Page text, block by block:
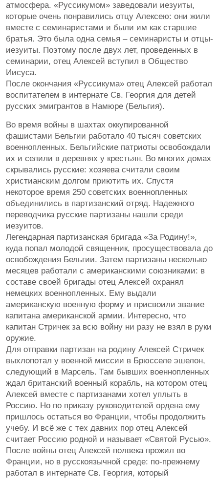
атмосфера. «Руссикумом» заведовали иезуиты,
которые очень понравились отцу Алексею: они жили
вместе с семинаристами и были им как старшие
братья. Это была одна семья – семинаристы и отцы-
иезуиты. Поэтому после двух лет, проведенных в
семинарии, отец Алексей вступил в Общество
Иисуса.
После окончания «Руссикума» отец Алексей работал
воспитателем в интернате Св. Георгия для детей
русских эмигрантов в Намюре (Бельгия).
Во время войны в шахтах оккупированной
фашистами Бельгии работало 40 тысяч советских
военнопленных. Бельгийские патриоты освобождали
их и селили в деревнях у крестьян. Во многих домах
скрывались русские: хозяева считали своим
христианским долгом приютить их. Спустя
некоторое время 250 советских военнопленных
объединились в партизанский отряд. Надежного
переводчика русские партизаны нашли среди
иезуитов.
Легендарная партизанская бригада «За Родину!»,
куда попал молодой священник, просуществовала до
освобождения Бельгии. Затем партизаны несколько
месяцев работали с американскими союзниками: в
составе своей бригады отец Алексей охранял
немецких военнопленных. Ему выдали
американскую военную форму и присвоили звание
капитана американской армии. Интересно, что
капитан Стричек за всю войну ни разу не взял в руки
оружие.
Для отправки партизан на родину Алексей Стричек
выхлопотал у военной миссии в Брюсселе эшелон,
следующий в Марсель. Там бывших военнопленных
ждал британский военный корабль, на котором отец
Алексей вместе с партизанами хотел уплыть в
Россию. Но по приказу руководителей ордена ему
пришлось остаться во Франции, чтобы продолжить
учебу. И всё же с тех давних пор отец Алексей
считает Россию родной и называет «Святой Русью».
После войны отец Алексей полвека прожил во
Франции, но в русскоязычной среде: по-прежнему
работал в интернате Св. Георгия, который